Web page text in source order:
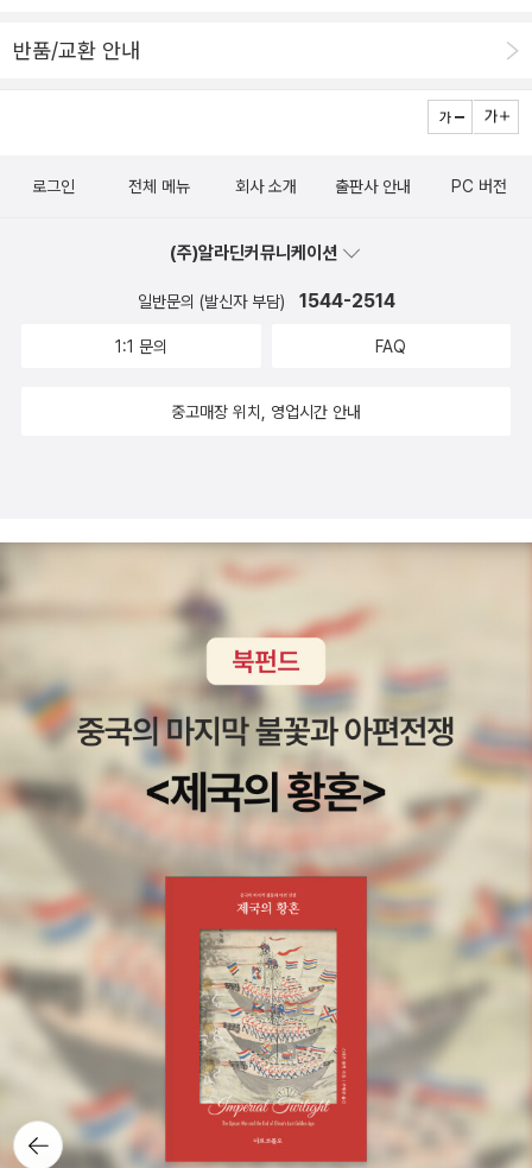
반품/교환 안내
뒤로가
기
로그인 전체 메뉴 회사 소개 출판사 안내 PC 버전
(주)알라딘커뮤니케이션
일반문의 (발신자 부담) 1544-2514
1:1 문의 FAQ
중고매장 위치, 영업시간 안내